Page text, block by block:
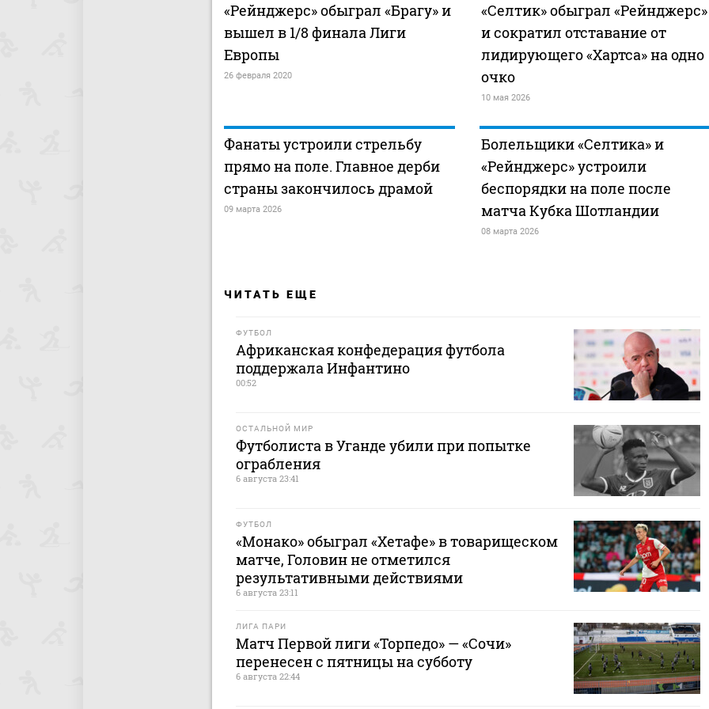
«Рейнджерс» обыграл «Брагу» и
вышел в 1/8 финала Лиги
Европы
26 февраля 2020
«Селтик» обыграл «Рейнджерс»
и сократил отставание от
лидирующего «Хартса» на одно
очко
10 мая 2026
Фанаты устроили стрельбу
прямо на поле. Главное дерби
страны закончилось драмой
09 марта 2026
Болельщики «Селтика» и
«Рейнджерс» устроили
беспорядки на поле после
матча Кубка Шотландии
08 марта 2026
ЧИТАТЬ ЕЩЕ
ФУТБОЛ
Африканская конфедерация футбола
поддержала Инфантино
00:52
ОСТАЛЬНОЙ МИР
Футболиста в Уганде убили при попытке
ограбления
6 августа 23:41
ФУТБОЛ
«Монако» обыграл «Хетафе» в товарищеском
матче, Головин не отметился
результативными действиями
6 августа 23:11
ЛИГА ПАРИ
Матч Первой лиги «Торпедо» — «Сочи»
перенесен с пятницы на субботу
6 августа 22:44